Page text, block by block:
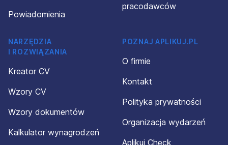
Powiadomienia
pracodawców
NARZĘDZIA
I ROZWIĄZANIA
Kreator CV
Wzory CV
Wzory dokumentów
Kalkulator wynagrodzeń
POZNAJ APLIKUJ.PL
O firmie
Kontakt
Polityka prywatności
Organizacja wydarzeń
Aplikuj Check